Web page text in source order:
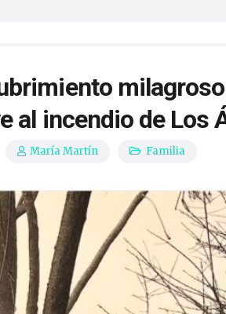
al incendio de Los
María Martín Familia